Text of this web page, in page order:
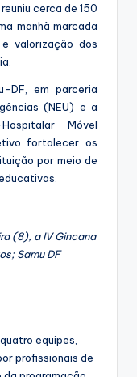
cerca de 150
manhã marcada
valorização dos
DF, em parceria
(NEU) e a
Móvel
fortalecer os
por meio de
(8), a IV Gincana
Samu DF
equipes,
profissionais de